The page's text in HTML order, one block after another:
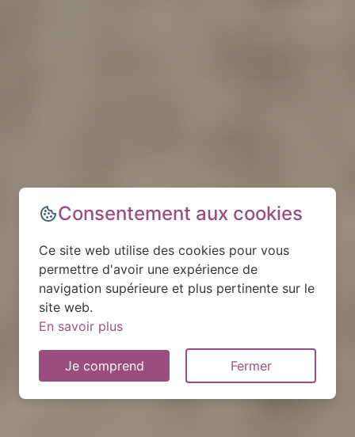
Consentement aux cookies
Ce site web utilise des cookies pour vous
permettre d'avoir une expérience de
navigation supérieure et plus pertinente sur le
site web.
En savoir plus
Je comprend Fermer